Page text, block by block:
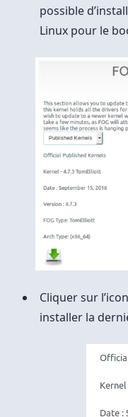
possible
Linux pour le
Cliquer sur
installer la